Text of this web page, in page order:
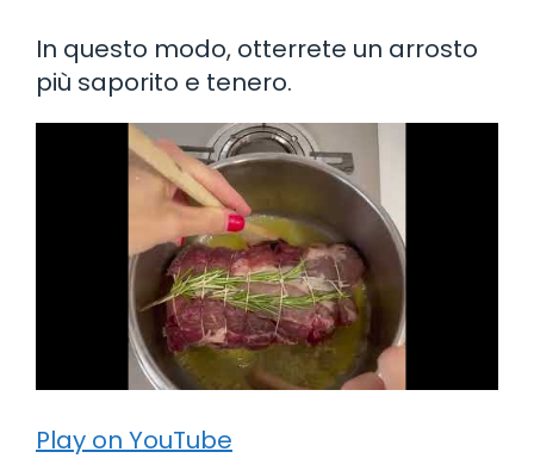
In questo modo, otterrete un arrosto
più saporito e tenero.
Play on YouTube